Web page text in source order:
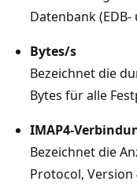
Datenbank (EDB-
Bytes/s
Bezeichnet die
Bytes für alle
IMAP4-
Bezeichnet die
Protocol, Version